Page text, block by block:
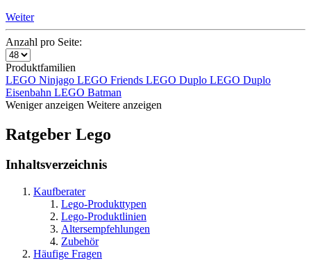
Weiter
Anzahl pro Seite:
Produktfamilien
LEGO Ninjago LEGO Friends LEGO Duplo LEGO Duplo
Eisenbahn LEGO Batman
Weniger anzeigen Weitere anzeigen
Ratgeber Lego
Inhaltsverzeichnis
Kaufberater
Lego-Produkttypen
Lego-Produktlinien
Altersempfehlungen
Zubehör
Häufige Fragen